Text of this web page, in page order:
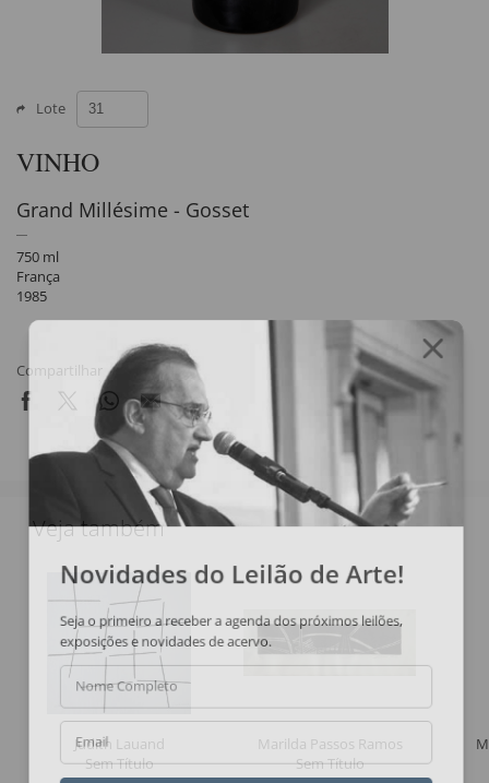
Lote
VINHO
Grand Millésime - Gosset
750 ml
França
1985
Compartilhar
Veja também
Judith Lauand
Sem Título
Marilda Passos Ramos
Sem Título
Novidades do Leilão de Arte!
Seja o primeiro a receber a agenda dos próximos leilões,
exposições e novidades de acervo.
Nome Completo
Email